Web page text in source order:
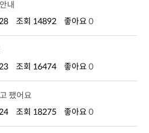
내
조회 14892 좋아요 0
조회 16474 좋아요 0
팼어요
조회 18275 좋아요 0